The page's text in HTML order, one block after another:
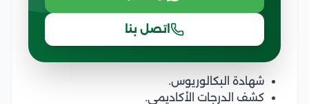
اتصل بنا
شهادة البكالوريوس.
كشف الدرجات الأكاديمي.